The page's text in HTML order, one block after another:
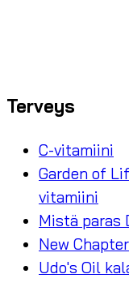
Terveys
C-vitamiini
Garden of
vitamiini
Mistä paras
New
Udo's Oil